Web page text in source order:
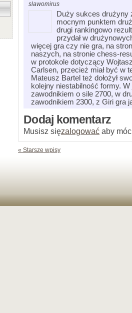
slawomirus
Duży sukces drużyny
mocnym punktem
drugi rankingowo
przydał w
więcej gra czy nie gra, na
naszych, na stronie chess-
w protokole dotyczący
Carlsen, przecież miał być w
Mateusz Bartel też dołożył
kolejny niestabilność formy.
zawodnikiem o sile 2700, w
zawodnikiem 2300, z Giri gra
Dodaj komentarz
Musisz sięzalogować aby
« Starsze wpisy